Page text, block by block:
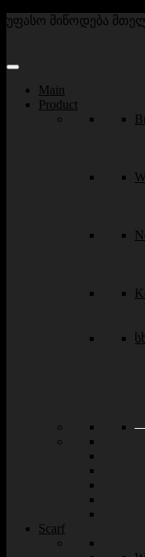
უფასო მიწოდება
Main
Product
Scarf